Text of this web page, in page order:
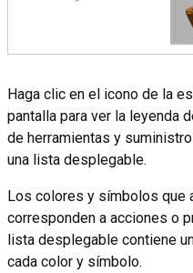
Haga clic en el icono de la
pantalla para ver la leyenda
de herramientas y
una lista desplegable.
Los colores y símbolos que
corresponden a acciones o
lista desplegable contiene
cada color y símbolo.